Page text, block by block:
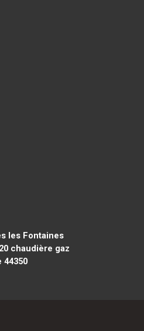
les Fontaines
chaudière gaz